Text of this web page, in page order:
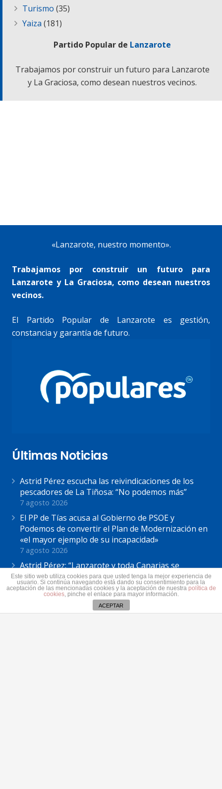
Turismo (35)
Yaiza (181)
Partido Popular de Lanzarote
Trabajamos por construir un futuro para Lanzarote
y La Graciosa, como desean nuestros vecinos.
«Lanzarote, nuestro momento».
Trabajamos por construir un futuro para
Lanzarote y La Graciosa, como desean nuestros
vecinos.
El Partido Popular de Lanzarote es gestión,
constancia y garantía de futuro.
Últimas Noticias
Astrid Pérez escucha las reivindicaciones de los
pescadores de La Tiñosa: “No podemos más”
7 agosto 2026
El PP de Tías acusa al Gobierno de PSOE y
Podemos de convertir el Plan de Modernización en
«el mayor ejemplo de su incapacidad»
7 agosto 2026
Astrid Pérez: “Lanzarote y toda Canarias se
solidariza con Ceuta: España no puede seguir sin
una política migratoria de Estado”
31 julio 2026
Este sitio web utiliza cookies para que usted tenga la mejor experiencia de
usuario. Si continúa navegando está dando su consentimiento para la
aceptación de las mencionadas cookies y la aceptación de nuestra política de
cookies, pinche el enlace para mayor información.
ACEPTAR